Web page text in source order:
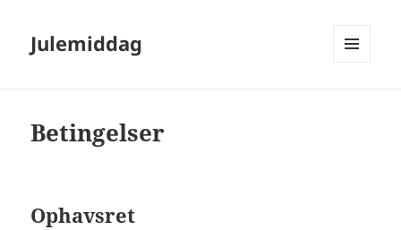
Julemiddag
Betingelser
Ophavsret